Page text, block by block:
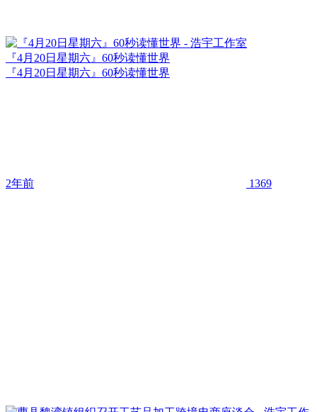
『4月20日星期六』60秒读懂世界
『4月20日星期六』60秒读懂世界
2年前 1369